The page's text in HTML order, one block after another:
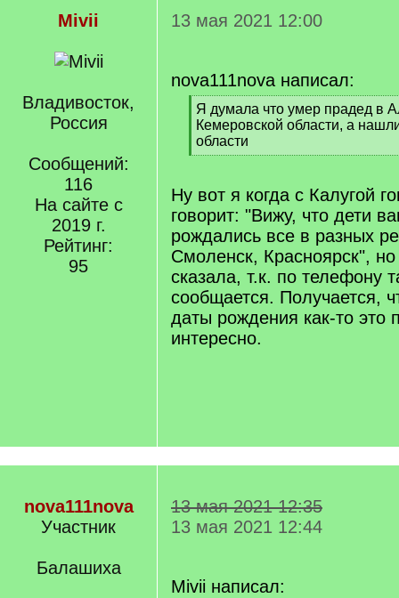
Mivii
Владивосток,
Россия
Сообщений:
116
На сайте с
2019 г.
Рейтинг:
95
13 мая 2021 12:00
nova111nova написал:
[
q
]
Я думала что умер прадед в
Кемеровской области, а
области
[
q
]
Ну вот я когда с Калугой
говорит: "Вижу, что дети
рождались все в разных
Смоленск, Красноярск",
сказала, т.к. по телефону
сообщается. Получается,
даты рождения как-то это
интересно.
nova111nova
Участник
Балашиха
13 мая 2021 12:35
13 мая 2021 12:44
Mivii написал: